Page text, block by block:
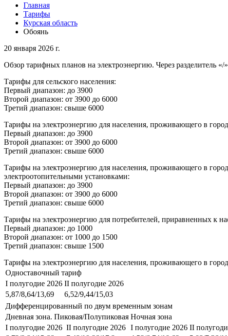
Главная
Тарифы
Курская область
Обоянь
20 января 2026 г.
Обзор тарифных планов на электроэнергию. Через разделитель
Тарифы для сельского населения:
Первый диапазон: до 3900
Второй диапазон: от 3900 до 6000
Третий диапазон: свыше 6000
Тарифы на электроэнергию для населения, проживающего в
Первый диапазон: до 3900
Второй диапазон: от 3900 до 6000
Третий диапазон: свыше 6000
Тарифы на электроэнергию для населения, проживающего в
электроотопительными установками:
Первый диапазон: до 3900
Второй диапазон: от 3900 до 6000
Третий диапазон: свыше 6000
Тарифы на электроэнергию для потребителей, приравненных к
Первый диапазон: до 1000
Второй диапазон: от 1000 до 1500
Третий диапазон: свыше 1500
Тарифы на электроэнергию для населения, проживающего в
Одноставочный тариф
I полугодие 2026 II полугодие 2026
5,87/8,64/13,69
6,52/9,44/15,03
Дифференцированный по двум временным зонам
Дневная зона. Пиковая/Полупиковая Ночная зона
I полугодие 2026 II полугодие 2026 I полугодие 2026 II